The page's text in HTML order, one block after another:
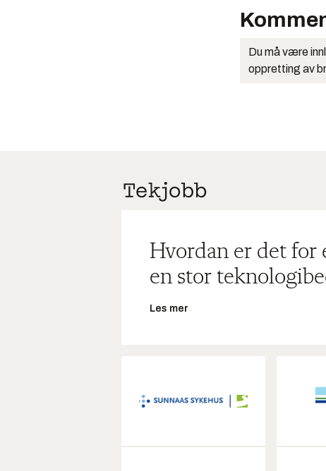
Du må være
oppretting av
Hvordan er det for
en stor
Les mer